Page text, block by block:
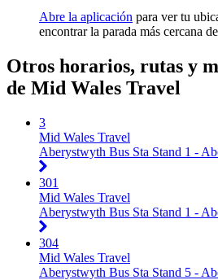
Abre la aplicación para ver tu
encontrar la parada más cercana
Otros horarios, rutas y
de Mid Wales Travel
3
Mid Wales Travel
Aberystwyth Bus Sta Stand 1 -
301
Mid Wales Travel
Aberystwyth Bus Sta Stand 1 -
304
Mid Wales Travel
Aberystwyth Bus Sta Stand 5 -